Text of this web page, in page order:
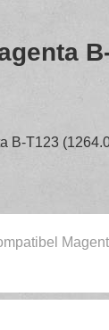
B-T123